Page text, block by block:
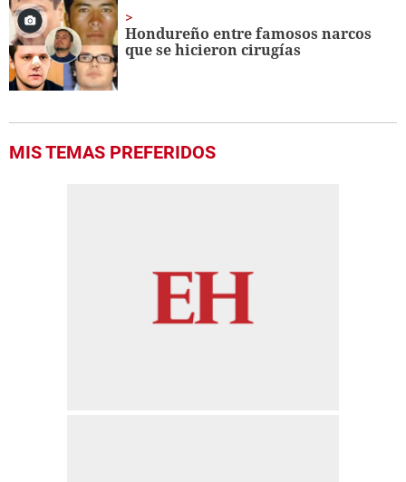
Hondureño entre famosos narcos
que se hicieron cirugías
MIS TEMAS PREFERIDOS